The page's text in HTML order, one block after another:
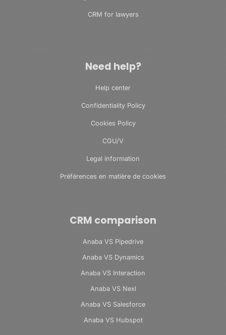
CRM for lawyers
Need help?
Help center
Confidentiality Policy
Cookies Policy
CGU/V
Legal information
Préférences en matière de cookies
CRM comparison
Anaba VS Pipedrive
Anaba VS Dynamics
Anaba VS Interaction
Anaba VS Nexl
Anaba VS Salesforce
Anaba VS Hubspot